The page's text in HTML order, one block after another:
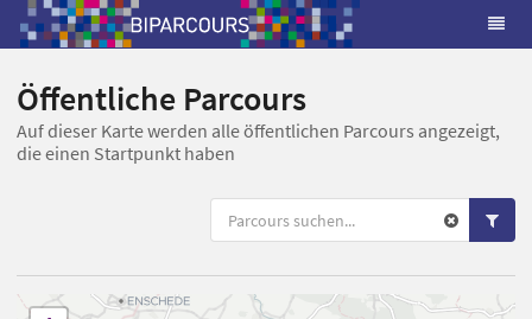
Öffentliche Parcours
Auf dieser Karte werden alle öffentlichen Parcours angezeigt,
die einen Startpunkt haben